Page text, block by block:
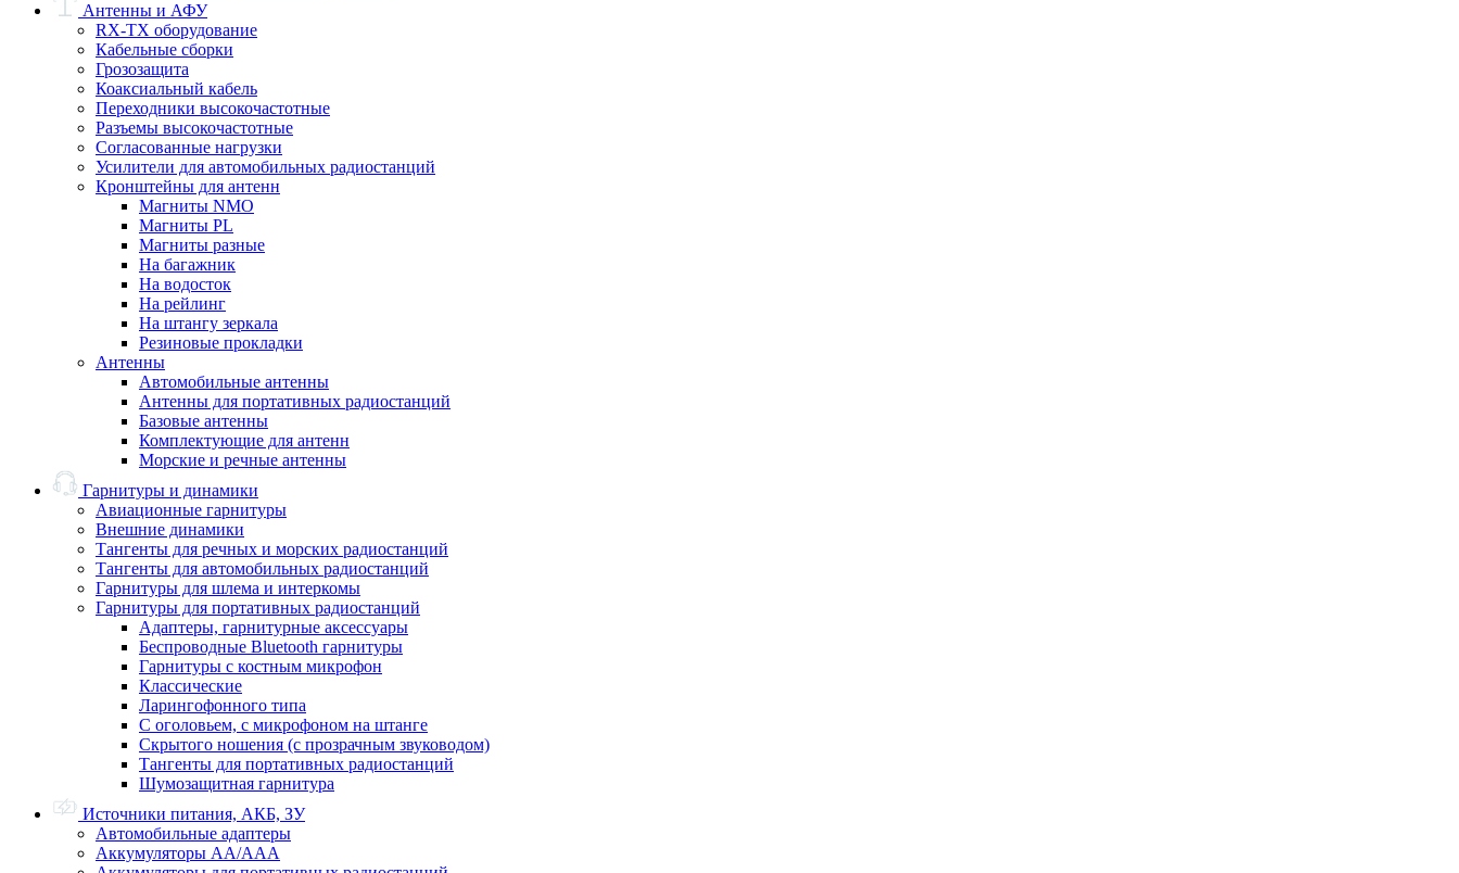
Антенны и АФУ
RX-TX оборудование
Кабельные сборки
Грозозащита
Коаксиальный кабель
Переходники высокочастотные
Разъемы высокочастотные
Согласованные нагрузки
Усилители для автомобильных радиостанций
Кронштейны для антенн
Магниты NMO
Магниты PL
Магниты разные
На багажник
На водосток
На рейлинг
На штангу зеркала
Резиновые прокладки
Антенны
Автомобильные антенны
Антенны для портативных радиостанций
Базовые антенны
Комплектующие для антенн
Морские и речные антенны
Гарнитуры и динамики
Авиационные гарнитуры
Внешние динамики
Тангенты для речных и морских радиостанций
Тангенты для автомобильных радиостанций
Гарнитуры для шлема и интеркомы
Гарнитуры для портативных радиостанций
Адаптеры, гарнитурные аксессуары
Беспроводные Bluetooth гарнитуры
Гарнитуры с костным микрофон
Классические
Ларингофонного типа
С оголовьем, с микрофоном на штанге
Скрытого ношения (с прозрачным звуководом)
Тангенты для портативных радиостанций
Шумозащитная гарнитура
Источники питания, АКБ, ЗУ
Автомобильные адаптеры
Аккумуляторы АА/ААА